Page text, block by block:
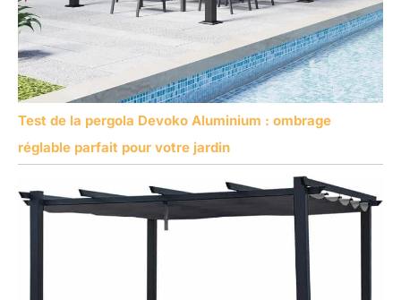
Test de la pergola Devoko Aluminium : ombrage
réglable parfait pour votre jardin